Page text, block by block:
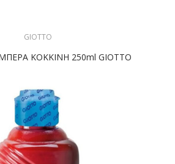
GIOTTO
ΚΟΚΚΙΝΗ 250ml GIOTTO